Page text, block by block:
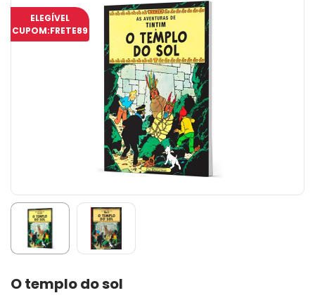
ELEGÍVEL
CUPOM:FRETE89
O templo do sol